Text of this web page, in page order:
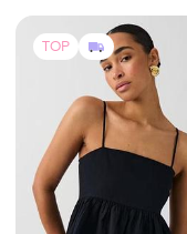
TOP